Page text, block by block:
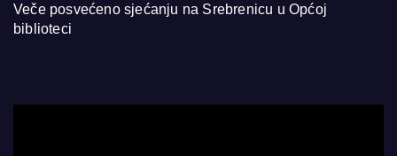
Veče posvećeno sjećanju na Srebrenicu u Općoj
biblioteci